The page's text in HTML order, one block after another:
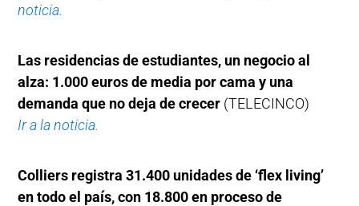
noticia.
Las residencias de estudiantes, un negocio al
alza: 1.000 euros de media por cama y una
demanda que no deja de crecer (TELECINCO)
Ir a la noticia.
Colliers registra 31.400 unidades de ‘flex living’
en todo el país, con 18.800 en proceso de